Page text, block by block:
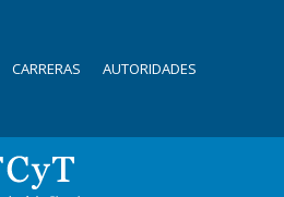
CARRERAS AUTORIDADES